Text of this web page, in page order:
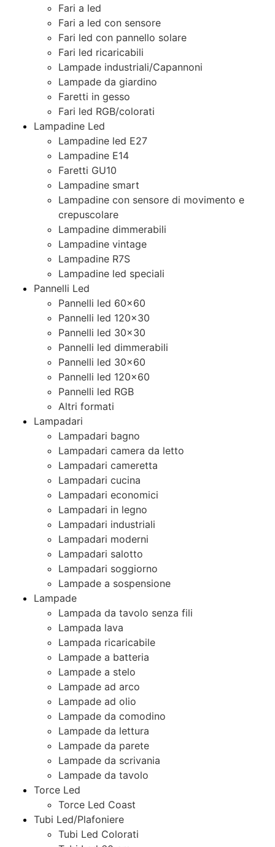
Fari a led
Fari a led con sensore
Fari led con pannello solare
Fari led ricaricabili
Lampade industriali/Capannoni
Lampade da giardino
Faretti in gesso
Fari led RGB/colorati
Lampadine Led
Lampadine led E27
Lampadine E14
Faretti GU10
Lampadine smart
Lampadine con sensore di movimento e
crepuscolare
Lampadine dimmerabili
Lampadine vintage
Lampadine R7S
Lampadine led speciali
Pannelli Led
Pannelli led 60×60
Pannelli led 120×30
Pannelli led 30×30
Pannelli led dimmerabili
Pannelli led 30×60
Pannelli led 120×60
Pannelli led RGB
Altri formati
Lampadari
Lampadari bagno
Lampadari camera da letto
Lampadari cameretta
Lampadari cucina
Lampadari economici
Lampadari in legno
Lampadari industriali
Lampadari moderni
Lampadari salotto
Lampadari soggiorno
Lampade a sospensione
Lampade
Lampada da tavolo senza fili
Lampada lava
Lampada ricaricabile
Lampade a batteria
Lampade a stelo
Lampade ad arco
Lampade ad olio
Lampade da comodino
Lampade da lettura
Lampade da parete
Lampade da scrivania
Lampade da tavolo
Torce Led
Torce Led Coast
Tubi Led/Plafoniere
Tubi Led Colorati